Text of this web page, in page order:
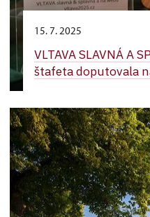
15. 7. 2025
VLTAVA SLAVNÁ A
štafeta doputovala